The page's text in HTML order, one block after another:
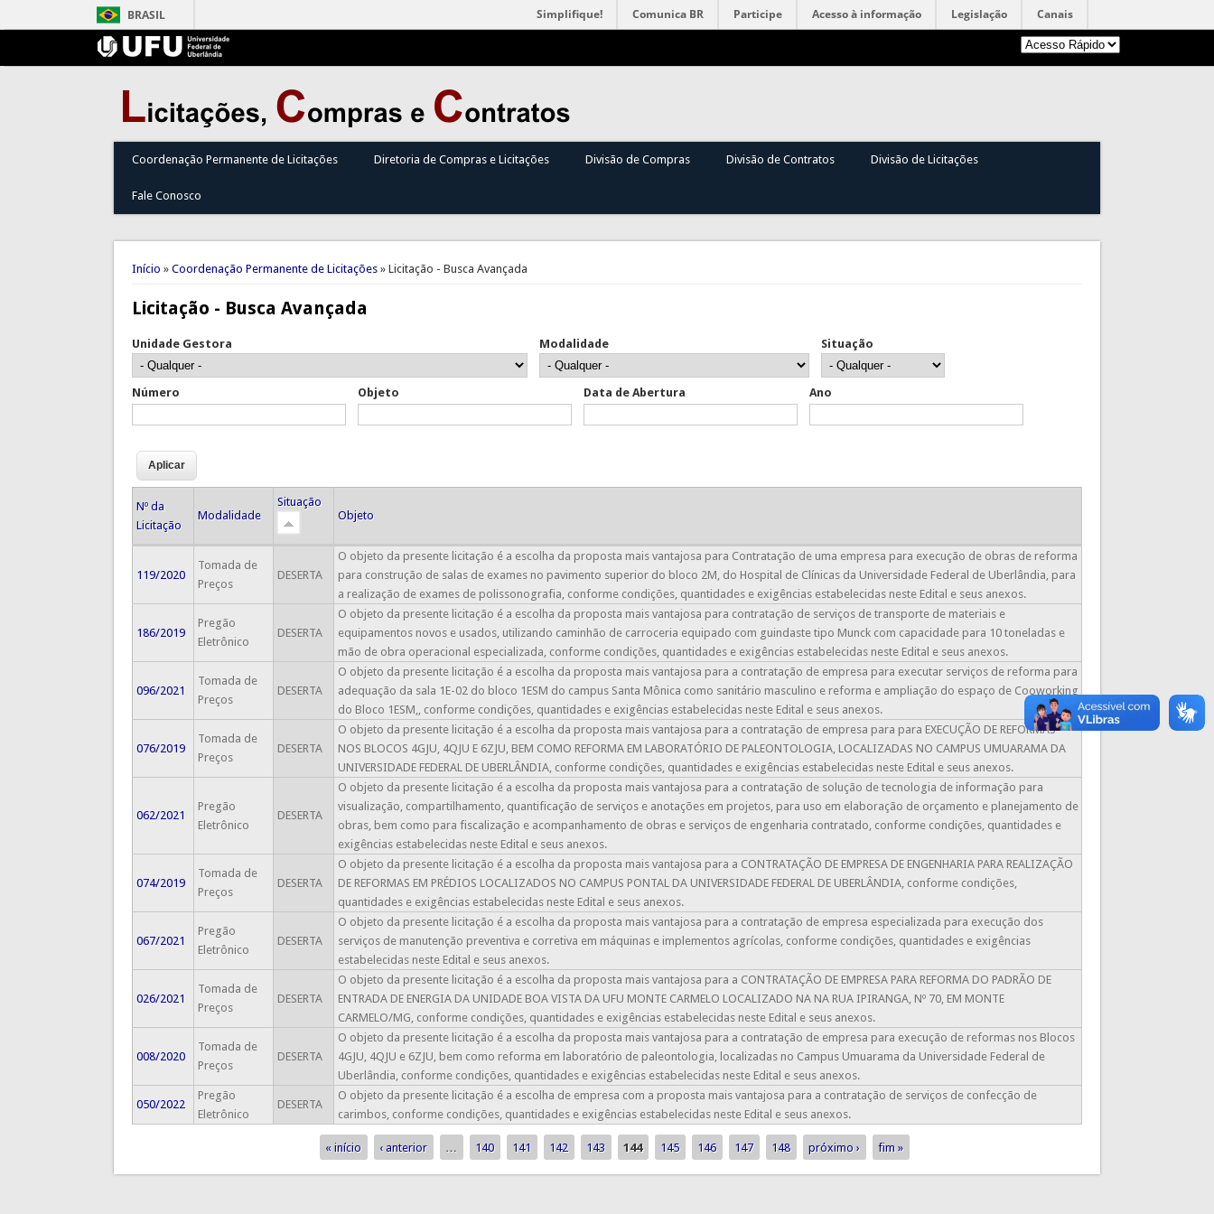
BRASIL Simplifique! Comunica BR Participe Acesso à informação Legislação Canais
Coordenação Permanente de Licitações Diretoria de Compras e Licitações Divisão de Compras Divisão de Contratos Divisão de Licitações
Fale Conosco
Você está aqui
Início » Coordenação Permanente de Licitações» Licitação - Busca Avançada
Licitação - Busca Avançada
Unidade Gestora Modalidade Situação
Número Objeto Data de Abertura Ano
Nº da
Licitação
Modalidade
Situação
Objeto
119/2020
Tomada de
Preços
DESERTA
O objeto da presente licitação é a escolha da proposta mais vantajosa para Contratação de uma empresa para execução de obras de reforma
para construção de salas de exames no pavimento superior do bloco 2M, do Hospital de Clínicas da Universidade Federal de Uberlândia, para
a realização de exames de polissonografia, conforme condições, quantidades e exigências estabelecidas neste Edital e seus anexos.
186/2019
Pregão
Eletrônico
DESERTA
O objeto da presente licitação é a escolha da proposta mais vantajosa para contratação de serviços de transporte de materiais e
equipamentos novos e usados, utilizando caminhão de carroceria equipado com guindaste tipo Munck com capacidade para 10 toneladas e
mão de obra operacional especializada, conforme condições, quantidades e exigências estabelecidas neste Edital e seus anexos.
096/2021
Tomada de
Preços
DESERTA
O objeto da presente licitação é a escolha da proposta mais vantajosa para a contratação de empresa para executar serviços de reforma para
adequação da sala 1E-02 do bloco 1ESM do campus Santa Mônica como sanitário masculino e reforma e ampliação do espaço de Cooworking
do Bloco 1ESM,, conforme condições, quantidades e exigências estabelecidas neste Edital e seus anexos.
076/2019
Tomada de
Preços
DESERTA
O objeto da presente licitação é a escolha da proposta mais vantajosa para a contratação de empresa para para EXECUÇÃO DE REFORMAS
NOS BLOCOS 4GJU, 4QJU E 6ZJU, BEM COMO REFORMA EM LABORATÓRIO DE PALEONTOLOGIA, LOCALIZADAS NO CAMPUS UMUARAMA DA
UNIVERSIDADE FEDERAL DE UBERLÂNDIA, conforme condições, quantidades e exigências estabelecidas neste Edital e seus anexos.
062/2021
Pregão
Eletrônico
DESERTA
O objeto da presente licitação é a escolha da proposta mais vantajosa para a contratação de solução de tecnologia de informação para
visualização, compartilhamento, quantificação de serviços e anotações em projetos, para uso em elaboração de orçamento e planejamento de
obras, bem como para fiscalização e acompanhamento de obras e serviços de engenharia contratado​, conforme condições, quantidades e
exigências estabelecidas neste Edital e seus anexos.
074/2019
Tomada de
Preços
DESERTA
O objeto da presente licitação é a escolha da proposta mais vantajosa para a CONTRATAÇÃO DE EMPRESA DE ENGENHARIA PARA REALIZAÇÃO
DE REFORMAS EM PRÉDIOS LOCALIZADOS NO CAMPUS PONTAL DA UNIVERSIDADE FEDERAL DE UBERLÂNDIA, conforme condições,
quantidades e exigências estabelecidas neste Edital e seus anexos.
067/2021
Pregão
Eletrônico
DESERTA
O objeto da presente licitação é a escolha da proposta mais vantajosa para a contratação de empresa especializada para execução dos
serviços de manutenção preventiva e corretiva em máquinas e implementos agrícolas, conforme condições, quantidades e exigências
estabelecidas neste Edital e seus anexos.
026/2021
Tomada de
Preços
DESERTA
O objeto da presente licitação é a escolha da proposta mais vantajosa para a CONTRATAÇÃO DE EMPRESA PARA REFORMA DO PADRÃO DE
ENTRADA DE ENERGIA DA UNIDADE BOA VISTA DA UFU MONTE CARMELO LOCALIZADO NA NA RUA IPIRANGA, Nº 70, EM MONTE
CARMELO/MG, conforme condições, quantidades e exigências estabelecidas neste Edital e seus anexos.
008/2020
Tomada de
Preços
DESERTA
O objeto da presente licitação é a escolha da proposta mais vantajosa para a contratação de empresa para execução de reformas nos Blocos
4GJU, 4QJU e 6ZJU, bem como reforma em laboratório de paleontologia, localizadas no Campus Umuarama da Universidade Federal de
Uberlândia, conforme condições, quantidades e exigências estabelecidas neste Edital e seus anexos.
050/2022
Pregão
Eletrônico
DESERTA
O objeto da presente licitação é a escolha de empresa com a proposta mais vantajosa para a contratação de serviços de confecção de
carimbos, conforme condições, quantidades e exigências estabelecidas neste Edital e seus anexos.
« início ‹ anterior … 140 141 142 143 144 145 146 147 148 próximo › fim »